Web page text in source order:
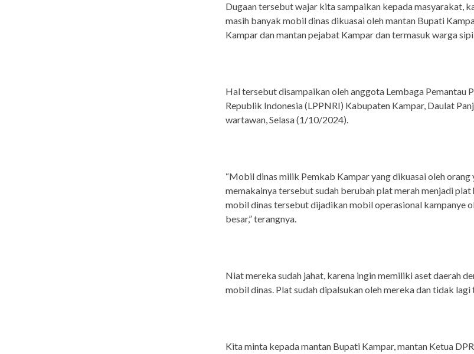
Dugaan tersebut wajar kita sampaikan kepada masyarakat,
masih banyak mobil dinas dikuasai oleh mantan Bupati
Kampar dan mantan pejabat Kampar dan termasuk warga
Hal tersebut disampaikan oleh anggota Lembaga Pemantau
Republik Indonesia (LPPNRI) Kabupaten Kampar, Daulat
wartawan, Selasa (1/10/2024).
“Mobil dinas milik Pemkab Kampar yang dikuasai oleh
memakainya tersebut sudah berubah plat merah menjadi
mobil dinas tersebut dijadikan mobil operasional kampanye
besar,” terangnya.
Niat mereka sudah jahat, karena ingin memiliki aset daerah
mobil dinas. Plat sudah dipalsukan oleh mereka dan tidak lagi
Kita minta kepada mantan Bupati Kampar, mantan Ketua